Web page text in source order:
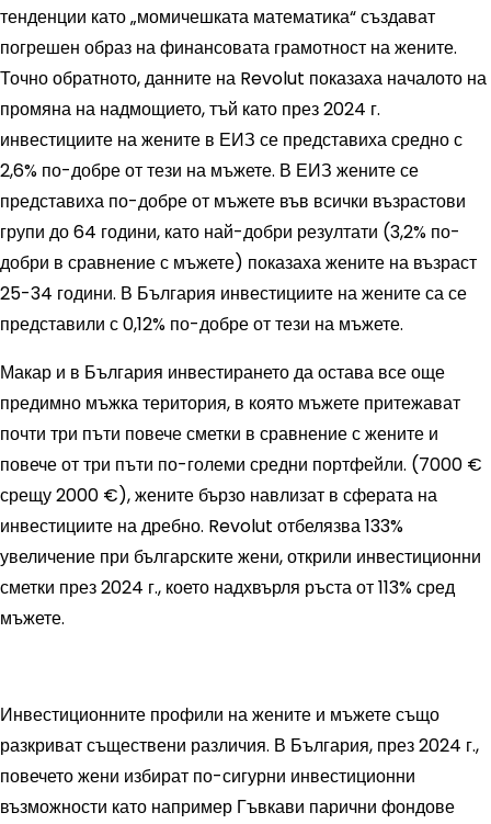
тенденции като „момичешката математика“ създават
погрешен образ на финансовата грамотност на жените.
Точно обратното, данните на Revolut показаха началото на
промяна на надмощието, тъй като през 2024 г.
инвестициите на жените в ЕИЗ се представиха средно с
2,6% по-добре от тези на мъжете. В ЕИЗ жените се
представиха по-добре от мъжете във всички възрастови
групи до 64 години, като най-добри резултати (3,2% по-
добри в сравнение с мъжете) показаха жените на възраст
25-34 години. В България инвестициите на жените са се
представили с 0,12% по-добре от тези на мъжете.
Макар и в България инвестирането да остава все още
предимно мъжка територия, в която мъжете притежават
почти три пъти повече сметки в сравнение с жените и
повече от три пъти по-големи средни портфейли. (7000 €
срещу 2000 €), жените бързо навлизат в сферата на
инвестициите на дребно. Revolut отбелязва 133%
увеличение при българските жени, открили инвестиционни
сметки през 2024 г., което надхвърля ръста от 113% сред
мъжете.
Инвестиционните профили на жените и мъжете също
разкриват съществени различия. В България, през 2024 г.,
повечето жени избират по-сигурни инвестиционни
възможности като например Гъвкави парични фондове